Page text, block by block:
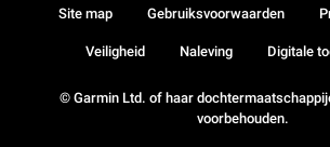
© Garmin Ltd. of haar
voorbehouden.
Site map Gebruiksvoorwaarden
Veiligheid Naleving Digitale